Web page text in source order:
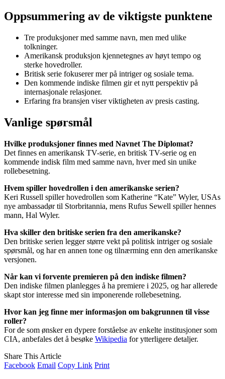
Oppsummering av de viktigste punktene
Tre produksjoner med samme navn, men med ulike
tolkninger.
Amerikansk produksjon kjennetegnes av høyt tempo og
sterke hovedroller.
Britisk serie fokuserer mer på intriger og sosiale tema.
Den kommende indiske filmen gir et nytt perspektiv på
internasjonale relasjoner.
Erfaring fra bransjen viser viktigheten av presis casting.
Vanlige spørsmål
Hvilke produksjoner finnes med Navnet The Diplomat?
Det finnes en amerikansk TV-serie, en britisk TV-serie og en
kommende indisk film med samme navn, hver med sin unike
rollebesetning.
Hvem spiller hovedrollen i den amerikanske serien?
Keri Russell spiller hovedrollen som Katherine “Kate” Wyler, USAs
nye ambassadør til Storbritannia, mens Rufus Sewell spiller hennes
mann, Hal Wyler.
Hva skiller den britiske serien fra den amerikanske?
Den britiske serien legger større vekt på politisk intriger og sosiale
spørsmål, og har en annen tone og tilnærming enn den amerikanske
versjonen.
Når kan vi forvente premieren på den indiske filmen?
Den indiske filmen planlegges å ha premiere i 2025, og har allerede
skapt stor interesse med sin imponerende rollebesetning.
Hvor kan jeg finne mer informasjon om bakgrunnen til visse
roller?
For de som ønsker en dypere forståelse av enkelte institusjoner som
CIA, anbefales det å besøke Wikipedia for ytterligere detaljer.
Share This Article
Facebook Email Copy Link Print